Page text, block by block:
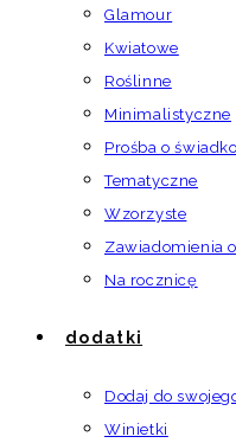
Glamour
Kwiatowe
Roślinne
Minimalistyczne
Prośba o
Tematyczne
Wzorzyste
Zawiadomienia
Na rocznicę
dodatki
Dodaj do
Winietki